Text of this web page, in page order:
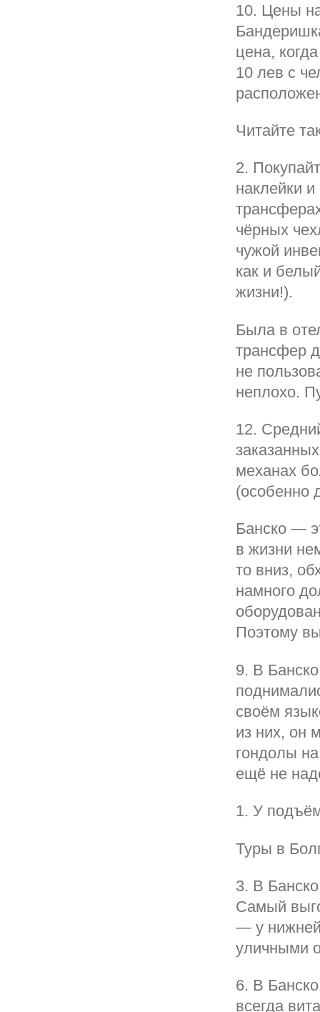
10. Цены
цена,
10 лев с
Читайте
2.
наклейки
чёрных
чужой
как и
жизни!).
Была в
трансфер
не
неплохо.
12.
механах
(особенно
Банско —
в жизни
то вниз,
намного
Поэтому
9. В
своём
из них, он
гондолы
ещё не
1. У
Туры в
3. В
Самый
— у нижней
уличными
6. В
всегда